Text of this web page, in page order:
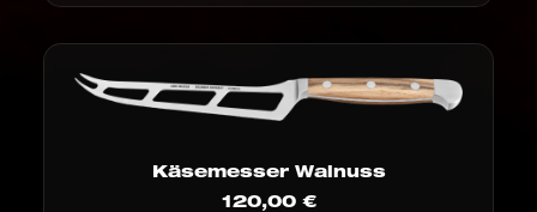
Käsemesser Walnuss
120,00 €